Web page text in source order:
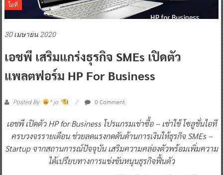
ไอที
30 เมษายน 2020
เอชพี เสริมแกร่งธุรกิจ SMEs เปิดตัว
แพลตฟอร์ม HP For Business
Posted By: ^ jo ^ 0 Comment
เอชพี เปิดตัว HP for Business โปรแกรมเช่าซื้อ – เช่าใช้ โซลูชั่นไอที
ครบวงจรรายเดือน ช่วยลดแรงกดดันด้านการเงินให้ธุรกิจ SMEs –
Startup จากสถานการณ์ปัจจุบัน เสริมความคล่องตัวพร้อมเพิ่มความ
ได้เปรียบทางการแข่งขันหนุนธุรกิจฟื้นตัว